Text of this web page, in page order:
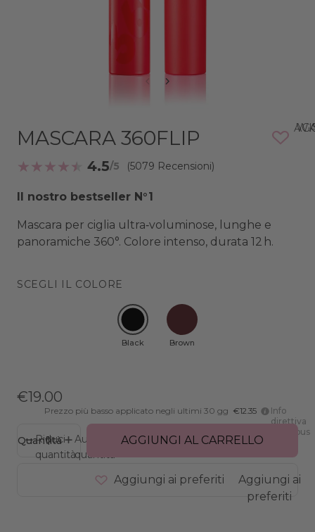
MASCARA 360FLIP
4.5 (5079 Recensioni)
Il nostro bestseller N°1
Mascara per ciglia ultra‑voluminose, lunghe e
panoramiche 360°. Colore intenso, durata 12 h.
SCEGLI IL COLORE
Black Brown
€19.00
Prezzo più basso applicato negli ultimi 30 gg €12.35
Info
direttiva
Omnibus
Riduci
quantità
Quantità
Aumenta
quantità
AGGIUNGI AL CARRELLO
Aggiungi ai preferiti
Aggiungi ai
preferiti